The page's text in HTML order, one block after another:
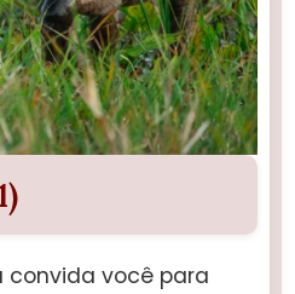
convida você para